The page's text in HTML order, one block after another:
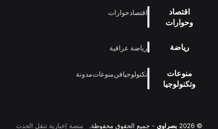
اقتصاد
وحوارات
اقتصادحوارات
رياضة رياضة عراقية
منوعات
وتكنولوجيا
تكنولوجيافنمنوعاتمدونة
© 2026 بصراوي - جميع الحقوق محفوظة. منصة إخبارية تنقل الحدث